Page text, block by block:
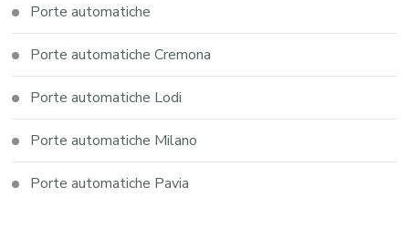
Porte automatiche
Porte automatiche Cremona
Porte automatiche Lodi
Porte automatiche Milano
Porte automatiche Pavia